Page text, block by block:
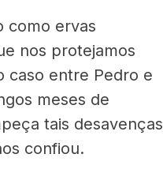
como ervas
nos protejamos
caso entre Pedro e
meses de
tais desavenças
confiou.